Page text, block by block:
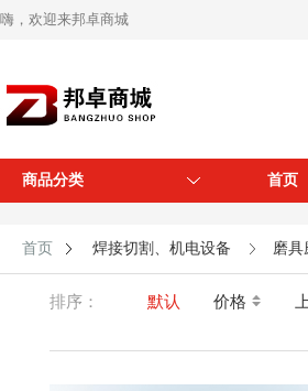
嗨，欢迎来邦卓商城
商品分类 首页
首页 焊接切割、机电设备 磨具
排序： 默认 价格